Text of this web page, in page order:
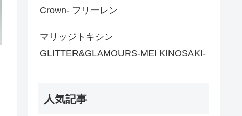
Crown- フリーレン
マリッジトキシン
GLITTER&GLAMOURS-MEI KINOSAKI-
人気記事